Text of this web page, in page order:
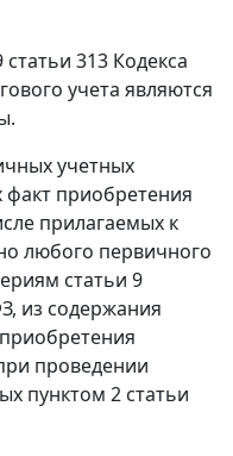
313 Кодекса
учета являются
учетных
приобретения
прилагаемых к
любого первичного
статьи 9
из содержания
проведении
пунктом 2 статьи